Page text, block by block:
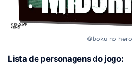
©boku no hero
Lista de personagens do jogo: